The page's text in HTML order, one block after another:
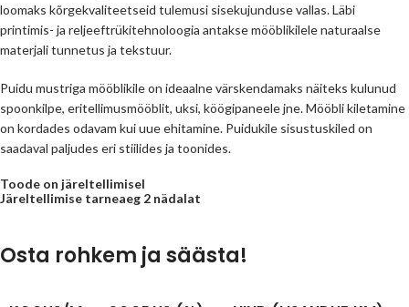
loomaks kõrgekvaliteetseid tulemusi sisekujunduse vallas. Läbi
printimis- ja reljeeftrükitehnoloogia antakse mööblikilele naturaalse
materjali tunnetus ja tekstuur.
Puidu mustriga mööblikile on ideaalne värskendamaks näiteks kulunud
spoonkilpe, eritellimusmööblit, uksi, köögipaneele jne. Mööbli kiletamine
on kordades odavam kui uue ehitamine. Puidukile sisustuskiled on
saadaval paljudes eri stiilides ja toonides.
Toode on järeltellimisel
Järeltellimise tarneaeg 2 nädalat
Osta rohkem ja säästa!